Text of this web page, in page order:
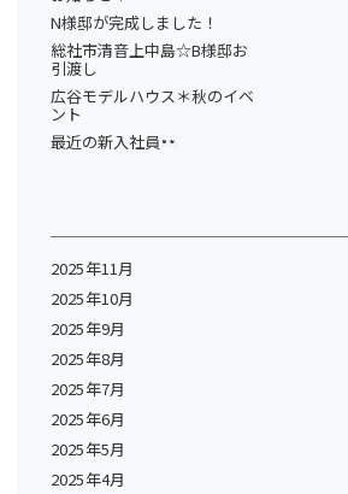
N様邸が完成しました！
総社市清音上中島☆B様邸お
引渡し
広谷モデルハウス＊秋のイベ
ント
最近の新入社員
2025年11月
2025年10月
2025年9月
2025年8月
2025年7月
2025年6月
2025年5月
2025年4月